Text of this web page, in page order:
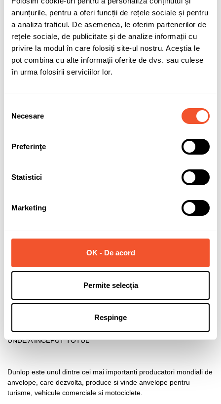
anunțurile, pentru a oferi funcții de rețele sociale și pentru
a analiza traficul. De asemenea, le oferim partenerilor de
rețele sociale, de publicitate și de analize informații cu
privire la modul în care folosiți site-ul nostru. Aceștia le
pot combina cu alte informații oferite de dvs. sau culese
în urma folosirii serviciilor lor.
consimțământului
Necesare
Preferinţe
Statistici
Marketing
OK - De acord
Permite selecția
Respinge
Aplicatie anvelopa Autoturisme
DA - Anvelopa pentru utilizare pe
noroi si zapada, marcaj specific
anvelopelor de iarna si all
season
3PMSF
DA - Simbol "Munte cu fulg de
nea" - Potrivita pentru conditii de
EPREL
În stocul furnizorului 2 Produse
Despre DUNLOP
https://dunloptires.com/
UNDE A INCEPUT TOTUL
Dunlop este unul dintre cei mai importanti producatori mondiali de
anvelope, care dezvolta, produce si vinde anvelope pentru
turisme, vehicule comerciale si motociclete.